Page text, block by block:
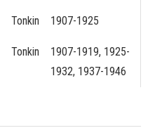
Tonkin 1907-1925
Tonkin
1907-1919, 1925-
1932, 1937-1946